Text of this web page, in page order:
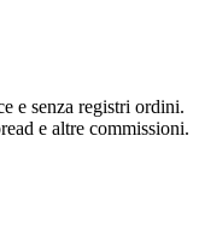
e senza registri ordini.
e altre commissioni.